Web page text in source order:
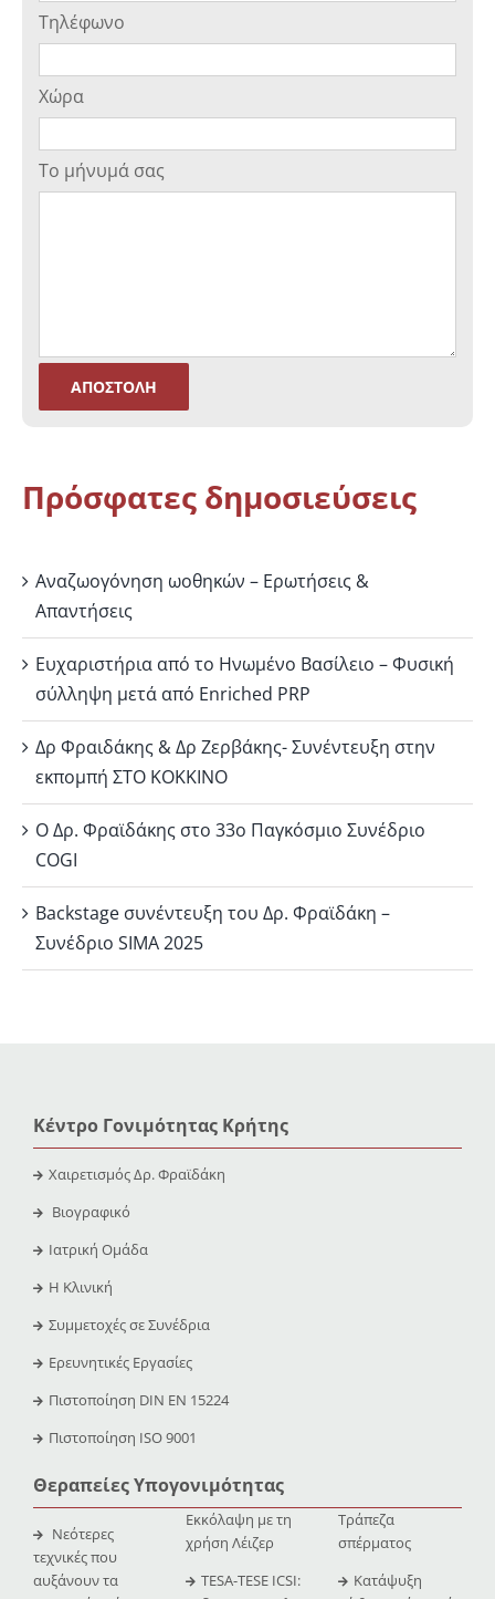
Τηλέφωνο
Χώρα
Το μήνυμά σας
Πρόσφατες δημοσιεύσεις
Αναζωογόνηση ωοθηκών – Ερωτήσεις &
Απαντήσεις
Ευχαριστήρια από το Ηνωμένο Βασίλειο – Φυσική
σύλληψη μετά από Enriched PRP
Δρ Φραιδάκης & Δρ Ζερβάκης- Συνέντευξη στην
εκπομπή ΣΤΟ ΚΟΚΚΙΝΟ
Ο Δρ. Φραϊδάκης στο 33ο Παγκόσμιο Συνέδριο
COGI
Backstage συνέντευξη του Δρ. Φραϊδάκη –
Συνέδριο SIMA 2025
Κέντρο Γονιμότητας Κρήτης
Χαιρετισμός Δρ. Φραϊδάκη
Βιογραφικό
Ιατρική Ομάδα
Η Κλινική
Συμμετοχές σε Συνέδρια
Ερευνητικές Εργασίες
Πιστοποίηση DIN EN 15224
Πιστοποίηση ISO 9001
Θεραπείες Υπογονιμότητας
Νεότερες
τεχνικές που
αυξάνουν τα
Εκκόλαψη με τη
χρήση Λέιζερ
TESA-TESE ICSI:
Τράπεζα
σπέρματος
Κατάψυξη